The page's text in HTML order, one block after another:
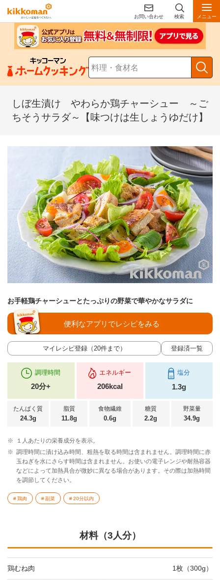
お問い合わせ 検索 メニュー
しぼ生漬け やわらか鶏チャーシュー ～ご
ちそうサラダ～【味つけは生しょうゆだけ】
お手軽鶏チャーシューとたっぷりの野菜で華やかなサラダに
マイレシピ登録（20件まで） 登録済一覧
便利なアプリでレシピをみる
調理時間
20分+
エネルギー
206kcal
塩分
1.3g
たんぱく質
24.3g
脂質
11.8g
食物繊維
0.6g
糖質
2.2g
野菜量
34.9g
※
１人あたりの栄養成分を表示。
※ 調理時間に漬け込み時間、粗熱を取る時間は含まれません。調理時間に赤
玉ねぎを水にさらす時間は含まれません。お使いの電子レンジや耐熱容器
などによって加熱具合が微妙に異なる場合があります。その際は加熱時間
を調節してください。
鶏肉 副菜 20分以内
材料（3人分）
鶏むね肉 1枚（300g）